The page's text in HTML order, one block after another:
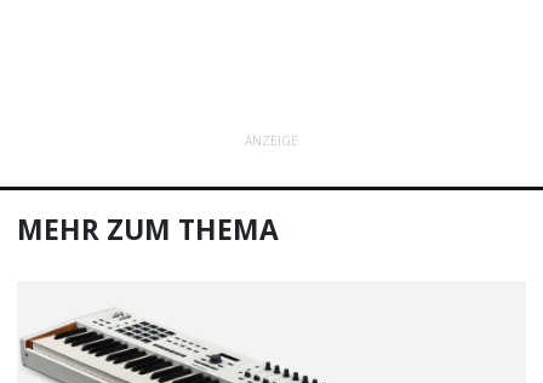
ANZEIGE
MEHR ZUM THEMA